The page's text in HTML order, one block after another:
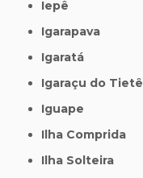
Iepê
Igarapava
Igaratá
Igaraçu do Tietê
Iguape
Ilha Comprida
Ilha Solteira